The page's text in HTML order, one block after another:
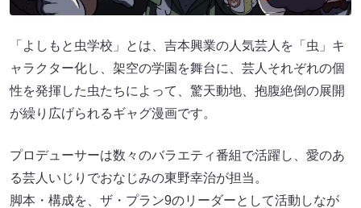
「よしもと虫学校」とは、吉本興業の人気芸人を「虫」キ
ャラクター化し、架空の学園を舞台に、芸人それぞれの個
性を発揮した虫たちによって、驚天動地、抱腹絶倒の展開
が繰り広げられるギャグ漫画です。
プロデューサーは数々のバラエティ番組で活躍し、愛のあ
る芸人いじりでおなじみの東野幸治が担当。
脚本・構成を、ザ・プラン9のリーダーとして活動しなが